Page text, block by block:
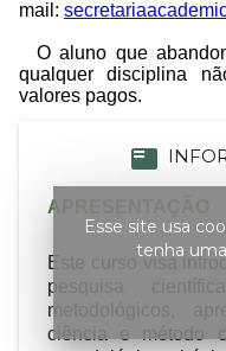
mail:
O aluno que
qualquer disciplina
valores pagos.
featured_play_list
APRESENTAÇÃO
Este curso visa
pesquisa
metodológicos,
ciência e método
Esse site usa
tenha